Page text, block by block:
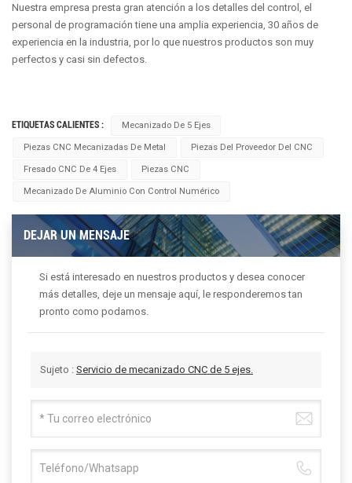
Nuestra empresa presta gran atención a los detalles del control, el
personal de programación tiene una amplia experiencia, 30 años de
experiencia en la industria, por lo que nuestros productos son muy
perfectos y casi sin defectos.
ETIQUETAS CALIENTES : Mecanizado De 5 Ejes
Piezas CNC Mecanizadas De Metal Piezas Del Proveedor Del CNC
Fresado CNC De 4 Ejes Piezas CNC
Mecanizado De Aluminio Con Control Numérico
DEJAR UN MENSAJE
Si está interesado en nuestros productos y desea conocer
más detalles, deje un mensaje aquí, le responderemos tan
pronto como podamos.
Sujeto : Servicio de mecanizado CNC de 5 ejes.